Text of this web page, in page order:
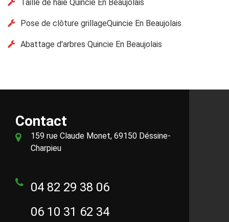
Taille de haie Quincie En Beaujolais
Pose de clôture grillageQuincie En Beaujolais
Abattage d'arbres Quincie En Beaujolais
Contact
159 rue Claude Monet, 69150 Déssine-
Charpieu
04 82 29 38 06
06 10 31 62 34